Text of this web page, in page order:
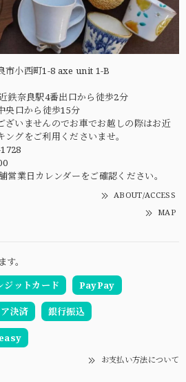
市小西町1-8 axe unit 1-B
鉄奈良駅4番出口から徒歩2分
央口から徒歩15分
ざいませんのでお車でお越しの際はお近
ングをご利用くださいませ。
営業日カレンダーをご確認ください。
ABOUT/ACCESS
MAP
。
ジットカード PayPay
決済 銀行振込
お支払い方法について